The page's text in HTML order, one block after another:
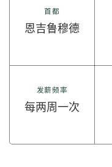
首都
恩吉鲁穆德
发薪频率
每两周一次